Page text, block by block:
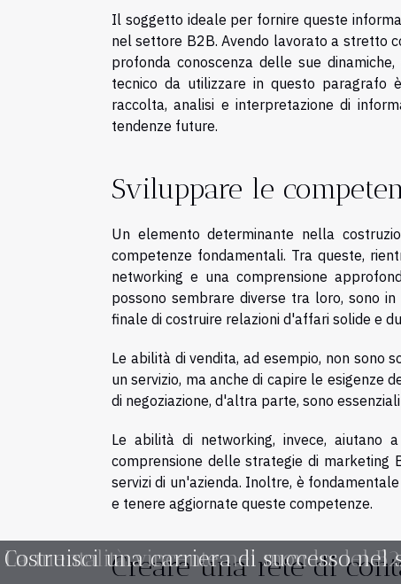
Il soggetto ideale per fornire queste
nel settore B2B. Avendo lavorato a stretto
profonda conoscenza delle sue
tecnico da utilizzare in questo paragrafo
raccolta, analisi e interpretazione di
tendenze future.
Sviluppare le
Un elemento determinante nella
competenze fondamentali. Tra queste,
networking e una comprensione
possono sembrare diverse tra loro, sono
finale di costruire relazioni d'affari solide e
Le abilità di vendita, ad esempio, non sono
un servizio, ma anche di capire le esigenze
di negoziazione, d'altra parte, sono
Le abilità di networking, invece, aiutano
comprensione delle strategie di
servizi di un'azienda. Inoltre, è
e tenere aggiornate queste competenze.
Creare una rete di
La mentalità vincente nel mondo del
Costruisci una carriera di successo nel